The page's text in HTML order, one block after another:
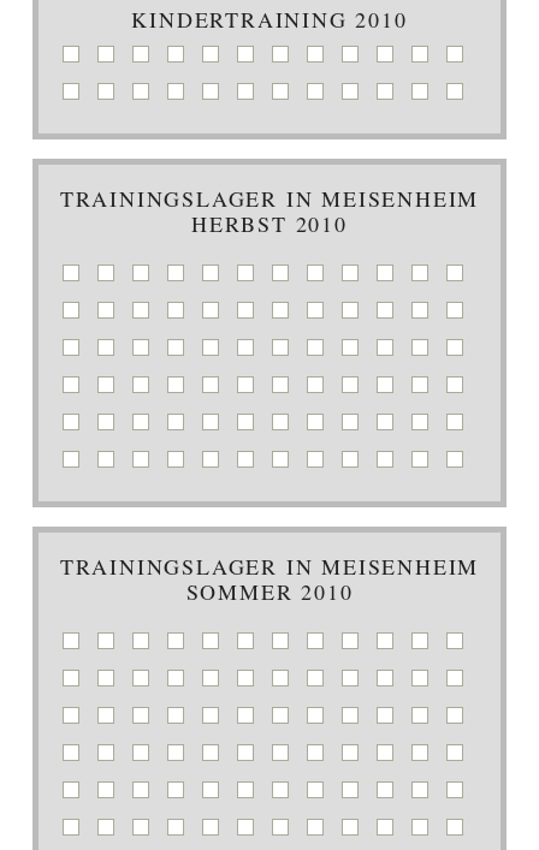
KINDERTRAINING 2010
TRAININGSLAGER IN MEISENHEIM
HERBST 2010
TRAININGSLAGER IN MEISENHEIM
SOMMER 2010